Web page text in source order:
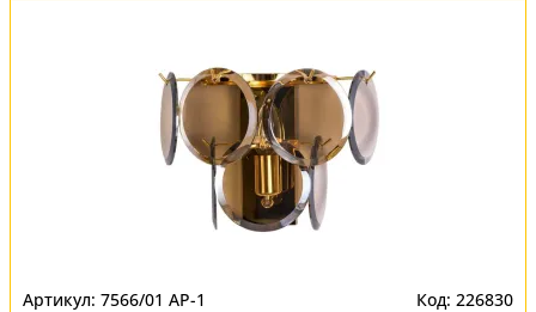
7566/01 AP-1 226830